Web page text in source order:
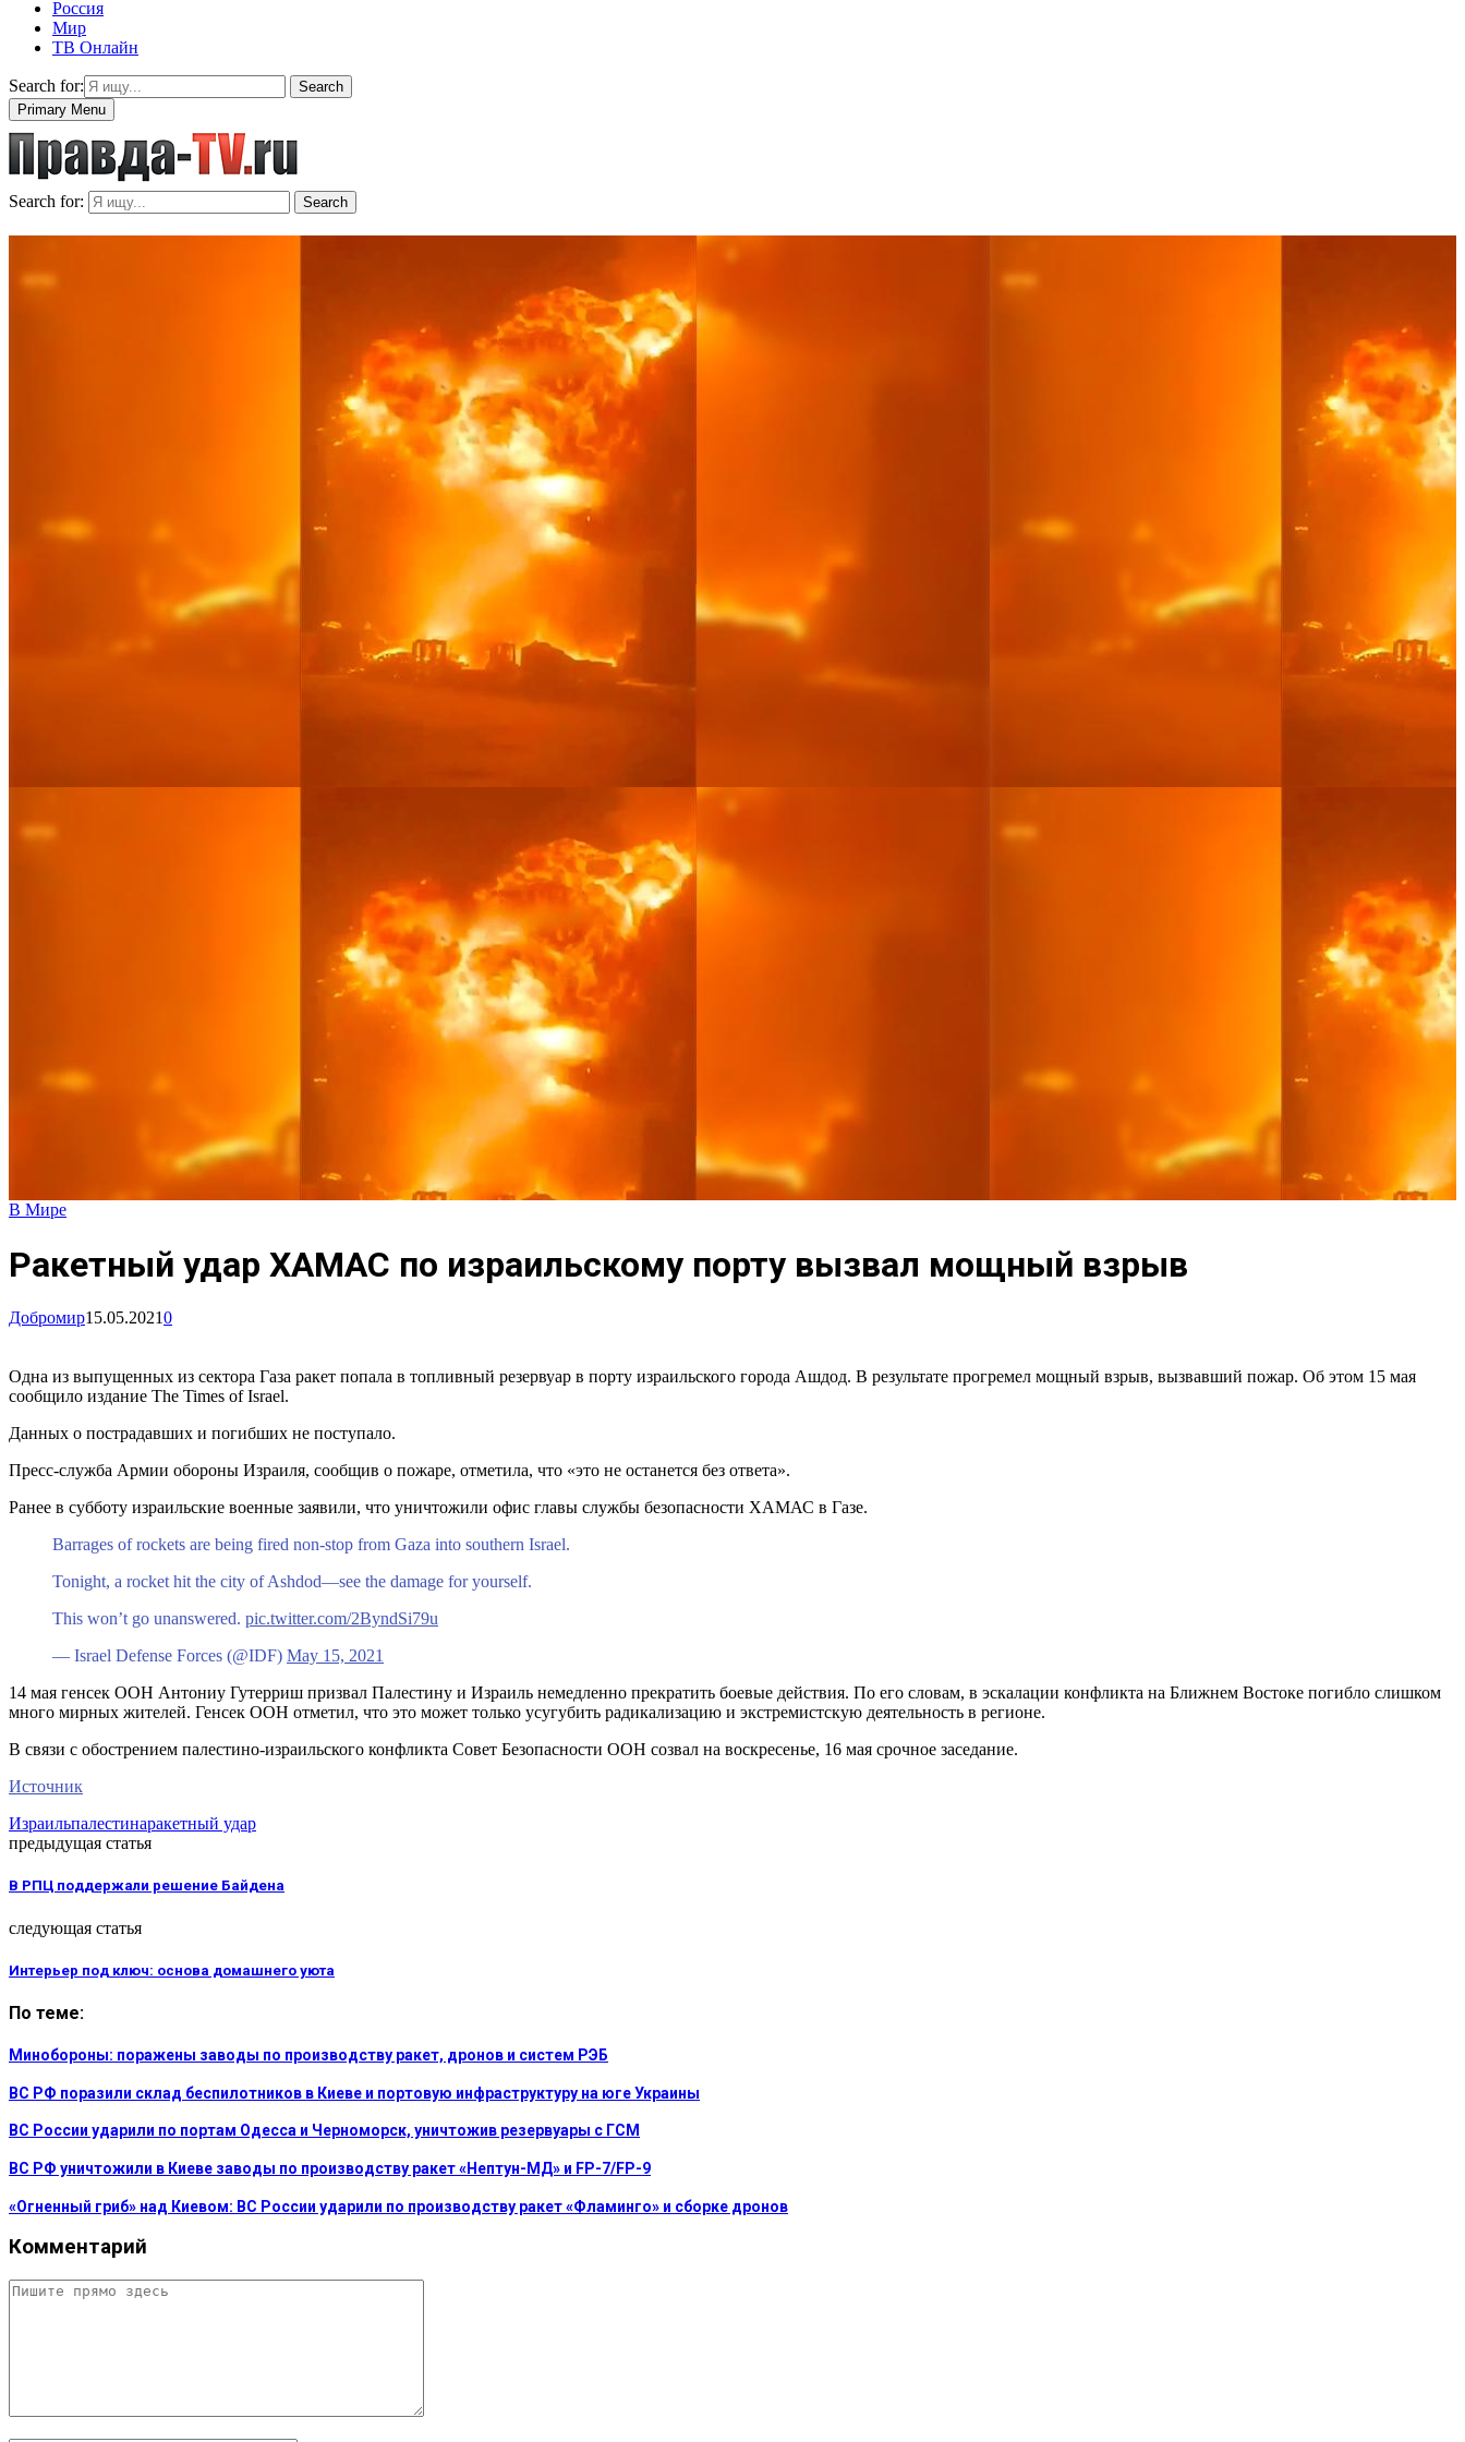
Россия
Мир
ТВ Онлайн
Search for:
Search
Primary Menu
Search for: Search
В Мире
Ракетный удар ХАМАС по израильскому порту вызвал мощный взрыв
Добромир15.05.20210
Одна из выпущенных из сектора Газа ракет попала в топливный резервуар в порту израильского города Ашдод. В результате прогремел мощный взрыв, вызвавший пожар. Об этом 15 мая
сообщило издание The Times of Israel.
Данных о пострадавших и погибших не поступало.
Пресс-служба Армии обороны Израиля, сообщив о пожаре, отметила, что «это не останется без ответа».
Ранее в субботу израильские военные заявили, что уничтожили офис главы службы безопасности ХАМАС в Газе.
Barrages of rockets are being fired non-stop from Gaza into southern Israel.
Tonight, a rocket hit the city of Ashdod—see the damage for yourself.
This won’t go unanswered. pic.twitter.com/2ByndSi79u
— Israel Defense Forces (@IDF) May 15, 2021
14 мая генсек ООН Антониу Гутерриш призвал Палестину и Израиль немедленно прекратить боевые действия. По его словам, в эскалации конфликта на Ближнем Востоке погибло слишком
много мирных жителей. Генсек ООН отметил, что это может только усугубить радикализацию и экстремистскую деятельность в регионе.
В связи с обострением палестино-израильского конфликта Совет Безопасности ООН созвал на воскресенье, 16 мая срочное заседание.
Источник
Израильпалестинаракетный удар
предыдущая статья
В РПЦ поддержали решение Байдена
следующая статья
Интерьер под ключ: основа домашнего уюта
По теме:
Минобороны: поражены заводы по производству ракет, дронов и систем РЭБ
ВС РФ поразили склад беспилотников в Киеве и портовую инфраструктуру на юге Украины
ВС России ударили по портам Одесса и Черноморск, уничтожив резервуары с ГСМ
ВС РФ уничтожили в Киеве заводы по производству ракет «Нептун-МД» и FP-7/FP-9
«Огненный гриб» над Киевом: ВС России ударили по производству ракет «Фламинго» и сборке дронов
Комментарий